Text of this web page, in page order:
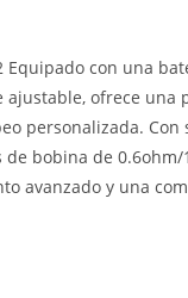
Equipado con una
ajustable, ofrece una
personalizada. Con
bobina de 0.6ohm/
avanzado y una